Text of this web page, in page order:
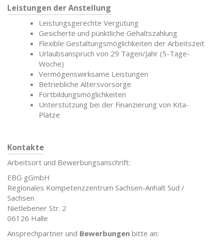
Leistungen der Anstellung
Leistungsgerechte Vergütung
Gesicherte und pünktliche Gehaltszahlung
Flexible Gestaltungsmöglichkeiten der Arbeitszeit
Urlaubsanspruch von 29 Tagen/Jahr (5-Tage-
Woche)
Vermögenswirksame Leistungen
Betriebliche Altersvorsorge
Fortbildungsmöglichkeiten
Unterstützung bei der Finanzierung von Kita-
Plätze
Kontakte
Arbeitsort und Bewerbungsanschrift:
EBG gGmbH
Regionales Kompetenzzentrum Sachsen-Anhalt Süd /
Sachsen
Nietlebener Str. 2
06126 Halle
Ansprechpartner und Bewerbungen bitte an: